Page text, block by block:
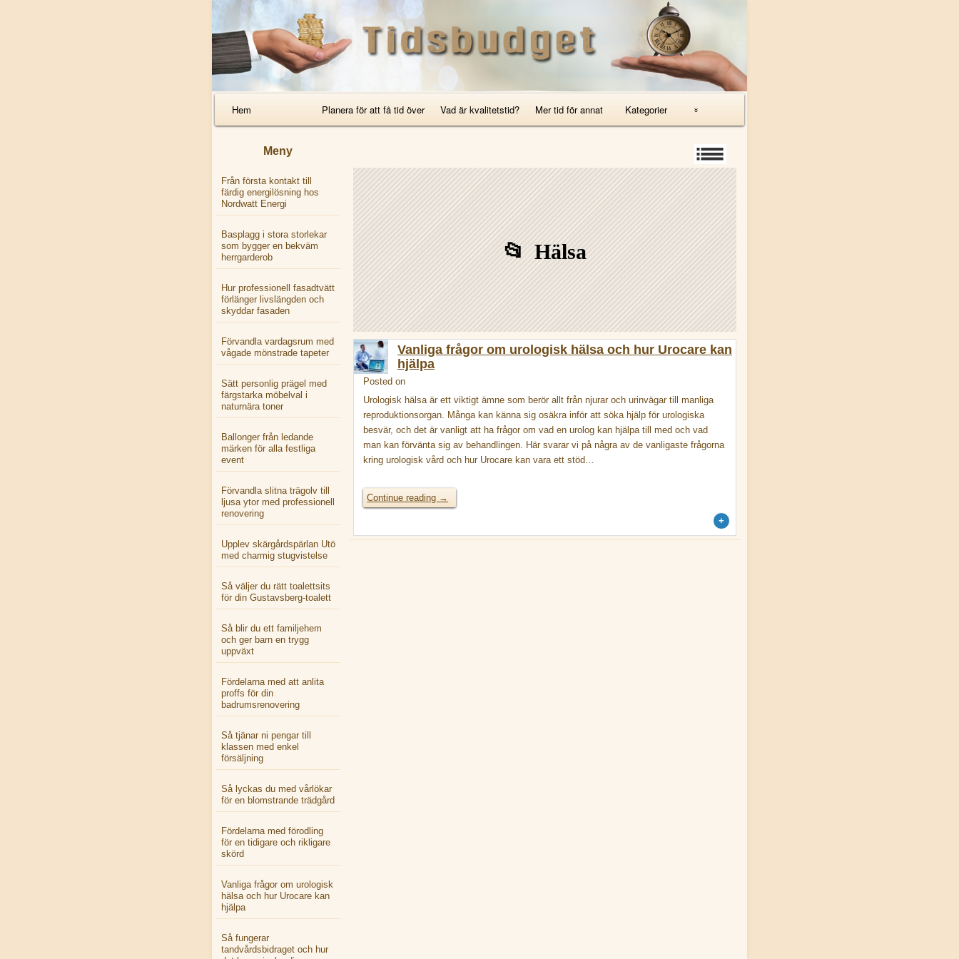
Primary Navigation
Hem Planera för att få tid över Vad är kvalitetstid? Mer tid för annat Kategorier
Internet
Tips
Hälsa
Vanliga frågor om urologisk hälsa och hur Urocare kan
hjälpa
Posted on
Urologisk hälsa är ett viktigt ämne som berör allt från njurar och urinvägar till manliga
reproduktionsorgan. Många kan känna sig osäkra inför att söka hjälp för urologiska
besvär, och det är vanligt att ha frågor om vad en urolog kan hjälpa till med och vad
man kan förvänta sig av behandlingen. Här svarar vi på några av de vanligaste frågorna
kring urologisk vård och hur Urocare kan vara ett stöd…
Continue reading →
Meny
Från första kontakt till
färdig energilösning hos
Nordwatt Energi
Basplagg i stora storlekar
som bygger en bekväm
herrgarderob
Hur professionell fasadtvätt
förlänger livslängden och
skyddar fasaden
Förvandla vardagsrum med
vågade mönstrade tapeter
Sätt personlig prägel med
färgstarka möbelval i
naturnära toner
Ballonger från ledande
märken för alla festliga
event
Förvandla slitna trägolv till
ljusa ytor med professionell
renovering
Upplev skärgårdspärlan Utö
med charmig stugvistelse
Så väljer du rätt toalettsits
för din Gustavsberg-toalett
Så blir du ett familjehem
och ger barn en trygg
uppväxt
Fördelarna med att anlita
proffs för din
badrumsrenovering
Så tjänar ni pengar till
klassen med enkel
försäljning
Så lyckas du med vårlökar
för en blomstrande trädgård
Fördelarna med förodling
för en tidigare och rikligare
skörd
Vanliga frågor om urologisk
hälsa och hur Urocare kan
hjälpa
Så fungerar
tandvårdsbidraget och hur